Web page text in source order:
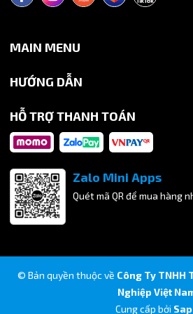
MAIN MENU
HƯỚNG DẪN
HỖ TRỢ THANH TOÁN
Zalo Mini Apps
Quét mã QR để mua hàng
© Bản quyền thuộc về Công Ty TNHH
Nghiệp Việt
Cung cấp bởi